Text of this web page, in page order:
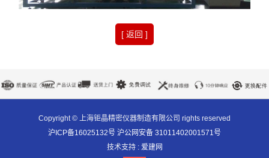
[ 返回 ]
Copyright © 上海钜晶精密仪器制造有限公司 rights reserved
沪ICP备16025132号 沪公网安备 31011402001571号
技术支持 : 爱建网